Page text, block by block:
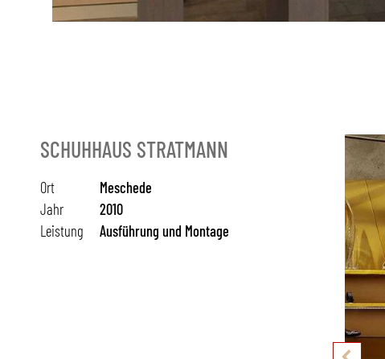
SCHUHHAUS STRATMANN
Ort
Meschede
Jahr
2010
Leistung
Ausführung und Montage